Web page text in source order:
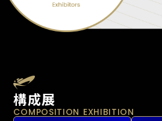
構成展
COMPOSITION EXHIBITION